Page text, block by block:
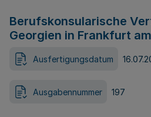
Berufskonsularische
Georgien in Frankfurt
Ausfertigungsdatum
Ausgabennummer 197